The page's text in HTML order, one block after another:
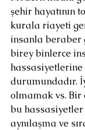
şehir hayatının
kurala riayeti
insanla beraber
birey binlerce
durumundadır.
olmamak vs. Bir
bu
aynılaşma ve